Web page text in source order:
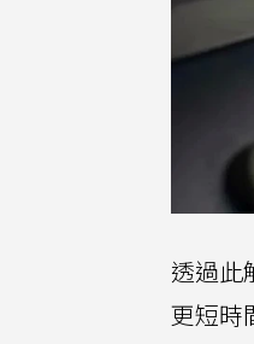
透過此
更短時